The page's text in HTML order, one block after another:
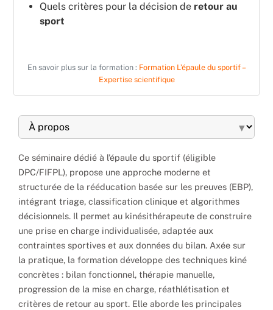
Quels critères pour la décision de retour au
sport
En savoir plus sur la formation : Formation L’épaule du sportif –
Expertise scientifique
▾
Ce séminaire dédié à l’épaule du sportif (éligible
DPC/FIFPL), propose une approche moderne et
structurée de la rééducation basée sur les preuves (EBP),
intégrant triage, classification clinique et algorithmes
décisionnels. Il permet au kinésithérapeute de construire
une prise en charge individualisée, adaptée aux
contraintes sportives et aux données du bilan. Axée sur
la pratique, la formation développe des techniques kiné
concrètes : bilan fonctionnel, thérapie manuelle,
progression de la mise en charge, réathlétisation et
critères de retour au sport. Elle aborde les principales